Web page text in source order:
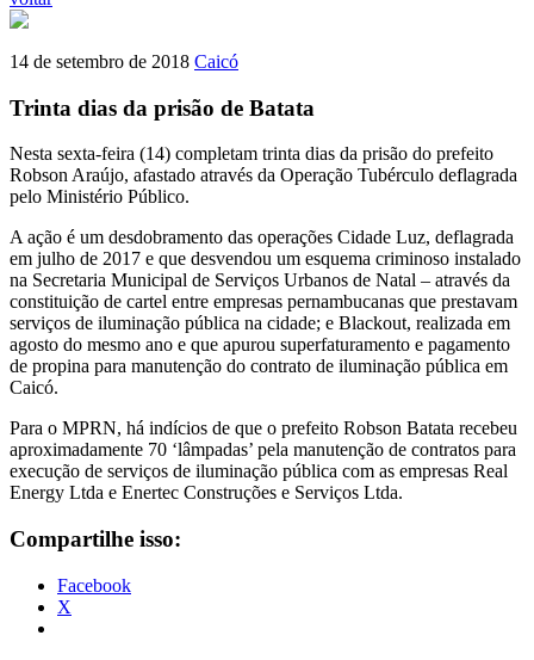
14 de setembro de 2018 Caicó
Trinta dias da prisão de Batata
Nesta sexta-feira (14) completam trinta dias da prisão do prefeito
Robson Araújo, afastado através da Operação Tubérculo deflagrada
pelo Ministério Público.
A ação é um desdobramento das operações Cidade Luz, deflagrada
em julho de 2017 e que desvendou um esquema criminoso instalado
na Secretaria Municipal de Serviços Urbanos de Natal – através da
constituição de cartel entre empresas pernambucanas que prestavam
serviços de iluminação pública na cidade; e Blackout, realizada em
agosto do mesmo ano e que apurou superfaturamento e pagamento
de propina para manutenção do contrato de iluminação pública em
Caicó.
Para o MPRN, há indícios de que o prefeito Robson Batata recebeu
aproximadamente 70 ‘lâmpadas’ pela manutenção de contratos para
execução de serviços de iluminação pública com as empresas Real
Energy Ltda e Enertec Construções e Serviços Ltda.
Compartilhe isso:
Facebook
X